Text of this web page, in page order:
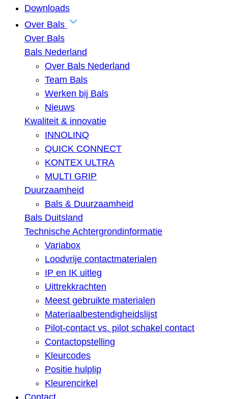
Downloads
Over Bals
Over Bals
Bals Nederland
Over Bals Nederland
Team Bals
Werken bij Bals
Nieuws
Kwaliteit & innovatie
INNOLINQ
QUICK CONNECT
KONTEX ULTRA
MULTI GRIP
Duurzaamheid
Bals & Duurzaamheid
Bals Duitsland
Technische Achtergrondinformatie
Variabox
Loodvrije contactmaterialen
IP en IK uitleg
Uittrekkrachten
Meest gebruikte materialen
Materiaalbestendigheidslijst
Pilot-contact vs. pilot schakel contact
Contactopstelling
Kleurcodes
Positie hulplip
Kleurencirkel
Contact